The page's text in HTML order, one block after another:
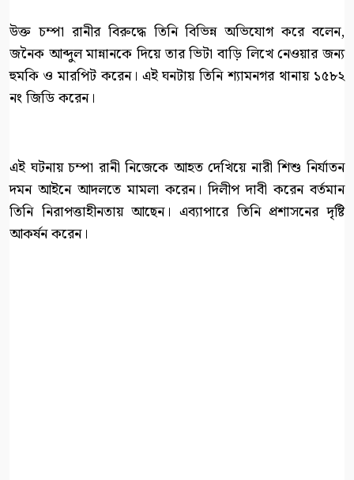
উক্ত চম্পা রানীর বিরুদ্ধে তিনি বিভিন্ন অভিযোগ করে বলেন,
জনৈক আব্দুল মান্নানকে দিয়ে তার ভিটা বাড়ি লিখে নেওয়ার জন্য
হুমকি ও মারপিট করেন। এই ঘনটায় তিনি শ্যামনগর থানায় ১৫৮২
নং জিডি করেন।
এই ঘটনায় চম্পা রানী নিজেকে আহত দেখিয়ে নারী শিশু নির্যাতন
দমন আইনে আদলতে মামলা করেন। দিলীপ দাবী করেন বর্তমান
তিনি নিরাপত্তাহীনতায় আছেন। এব্যাপারে তিনি প্রশাসনের দৃষ্টি
আকর্ষন করেন।